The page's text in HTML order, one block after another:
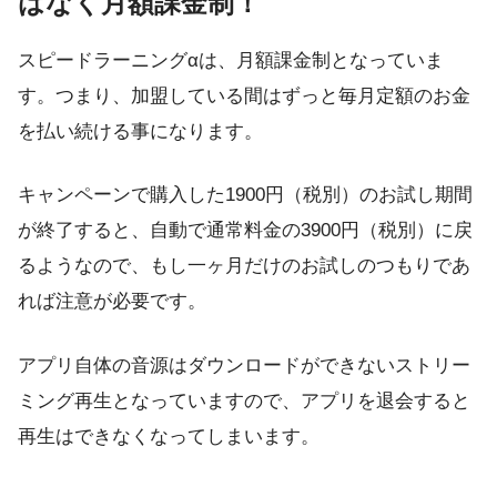
スピードラーニングαは、月額課金制となっていま
す。つまり、加盟している間はずっと毎月定額のお金
を払い続ける事になります。
キャンペーンで購入した1900円（税別）のお試し期間
が終了すると、自動で通常料金の3900円（税別）に戻
るようなので、もし一ヶ月だけのお試しのつもりであ
れば注意が必要です。
アプリ自体の音源はダウンロードができないストリー
ミング再生となっていますので、アプリを退会すると
再生はできなくなってしまいます。